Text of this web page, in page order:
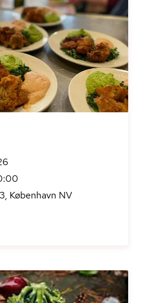
København NV